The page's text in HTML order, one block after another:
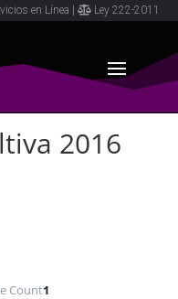
en Línea Ley 222-2011
2016
Count1